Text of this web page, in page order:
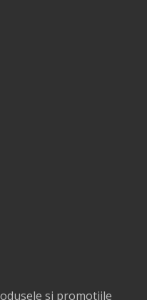
si promotiile